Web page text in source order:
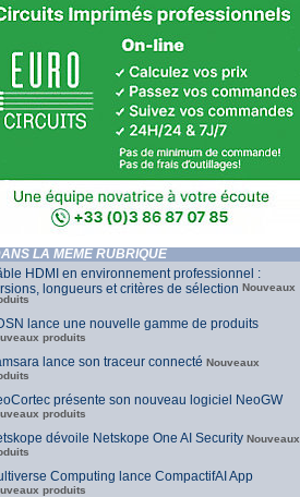
LA MÊME RUBRIQUE
HDMI en environnement professionnel :
longueurs et critères de sélection Nouveaux
lance une nouvelle gamme de produits
produits
lance son traceur connecté Nouveaux
présente son nouveau logiciel NeoGW
produits
dévoile Netskope One AI Security Nouveaux
Computing lance CompactifAI App
produits